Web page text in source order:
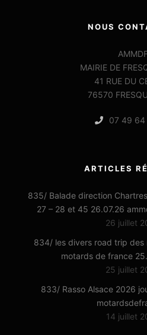
NOUS
MAIRIE DE
41 RUE DU
76570
07 49 64
ARTICLES
835/ Balade direction
27 – 28 et 45 26.07.26
26 juillet
834/ les divers road trip des
motards de france
25 juillet
833/ Rasso Alsace 2026
14 juillet